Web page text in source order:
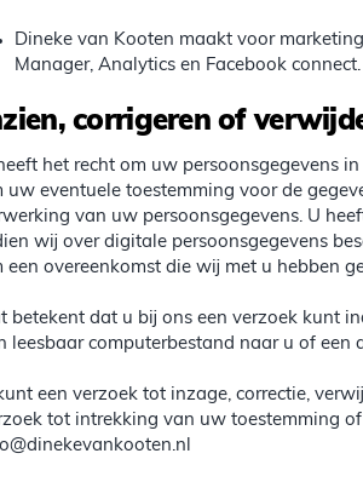
Dineke van Kooten maakt voor
Manager, Analytics en Facebook connect.
corrigeren of
het recht om uw persoonsgegevens
uw eventuele toestemming voor de
van uw persoonsgegevens. U
wij over digitale persoonsgegevens
een overeenkomst die wij met u hebben
betekent dat u bij ons een verzoek kunt
leesbaar computerbestand naar u of een
een verzoek tot inzage, correctie,
tot intrekking van uw toestemming